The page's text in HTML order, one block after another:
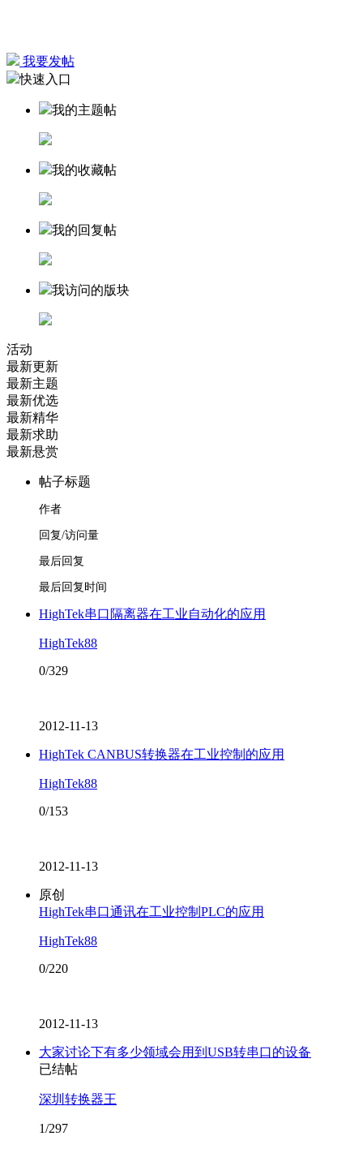
我要发帖
快速入口
我的主题帖
我的收藏帖
我的回复帖
我访问的版块
活动
最新更新
最新主题
最新优选
最新精华
最新求助
最新悬赏
帖子标题
作者
回复/访问量
最后回复
最后回复时间
HighTek串口隔离器在工业自动化的应用
HighTek88
0/329
2012-11-13
HighTek CANBUS转换器在工业控制的应用
HighTek88
0/153
2012-11-13
原创
HighTek串口通讯在工业控制PLC的应用
HighTek88
0/220
2012-11-13
大家讨论下有多少领域会用到USB转串口的设备
已结帖
深圳转换器王
1/297